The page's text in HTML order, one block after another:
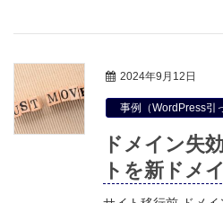
2024年9月12日
事例（WordPress引
ドメイン失
トを新ドメ